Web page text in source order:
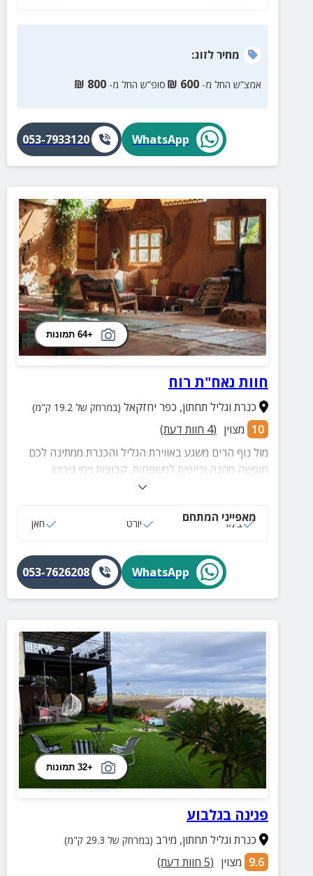
מחירלזוג:
אמצ”ש החל מ- 600
₪ סופ”ש החל מ- 800
₪
WhatsApp
053-7933120
+64 תמונות
חוות נאח"ת רוח
כנרת וגליל תחתון, כפר יחזקאל (במרחק של 19.2 ק"מ)
10 מצוין (
4 חוות דעת)
מול נוף הרים משגע באווירת הגליל והכנרת ממתינה לכם
חופשה מהנה וכייפית למשפחות, קבוצות וימי גיבוש.
בסביבת החווה מגוון אטרקציות למגדול ועד קטן. במתחם
מקלחות חוץ ועוד.
מאפייני המתחם
צימר יורט חאן
WhatsApp
053-7626208
+32 תמונות
פנינה בגלבוע
כנרת וגליל תחתון, מירב (במרחק של 29.3 ק"מ)
9.6 מצוין (
5 חוות דעת)